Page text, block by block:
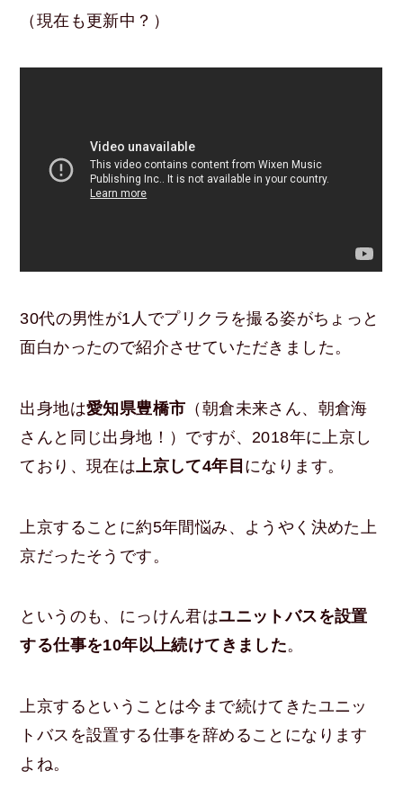
（現在も更新中？）
30代の男性が1人でプリクラを撮る姿がちょっと
面白かったので紹介させていただきました。
出身地は愛知県豊橋市 （朝倉未来さん、朝倉海
さんと同じ出身地！）ですが、2018年に上京し
ており、現在は 上京して4年目 になります。
上京することに約5年間悩み、ようやく決めた上
京だったそうです。
というのも、にっけん君はユニットバスを設置
する仕事を10年以上続けてきました。
上京するということは今まで続けてきたユニッ
トバスを設置する仕事を辞めることになります
よね。